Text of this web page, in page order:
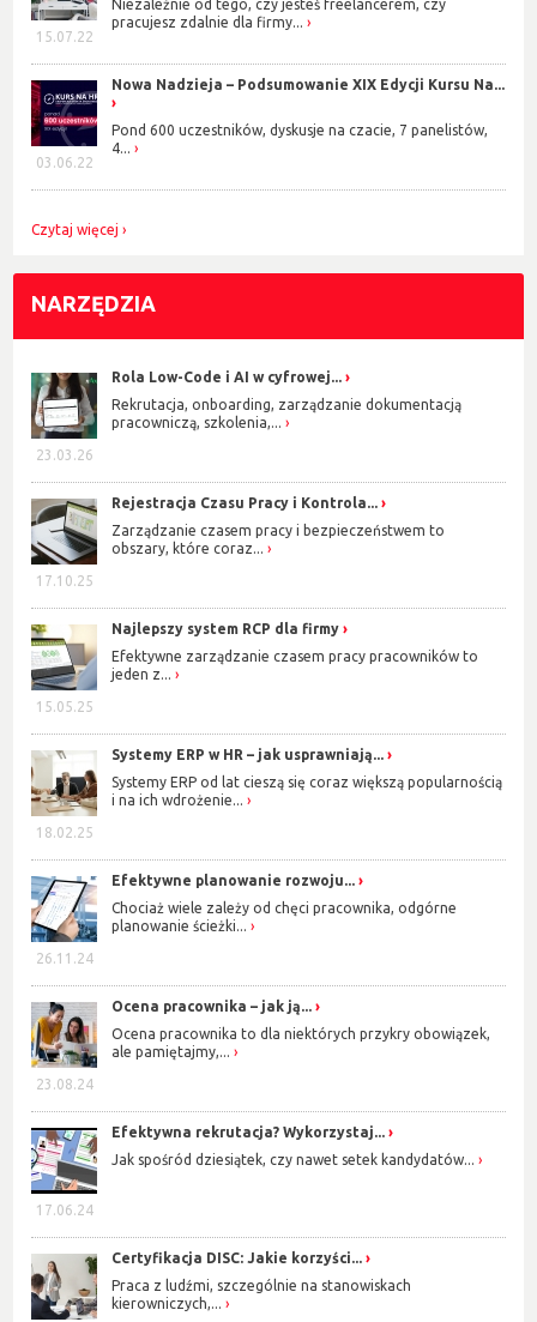
15.07.22
Niezależnie od tego, czy jesteś freelancerem, czy
pracujesz zdalnie dla firmy...
03.06.22
Nowa Nadzieja – Podsumowanie XIX Edycji Kursu Na...
Pond 600 uczestników, dyskusje na czacie, 7 panelistów,
4...
Czytaj więcej
NARZĘDZIA
23.03.26
Rola Low-Code i AI w cyfrowej...
Rekrutacja, onboarding, zarządzanie dokumentacją
pracowniczą, szkolenia,...
17.10.25
Rejestracja Czasu Pracy i Kontrola...
Zarządzanie czasem pracy i bezpieczeństwem to
obszary, które coraz...
15.05.25
Najlepszy system RCP dla firmy
Efektywne zarządzanie czasem pracy pracowników to
jeden z...
18.02.25
Systemy ERP w HR – jak usprawniają...
Systemy ERP od lat cieszą się coraz większą popularnością
i na ich wdrożenie...
26.11.24
Efektywne planowanie rozwoju...
Chociaż wiele zależy od chęci pracownika, odgórne
planowanie ścieżki...
23.08.24
Ocena pracownika – jak ją...
Ocena pracownika to dla niektórych przykry obowiązek,
ale pamiętajmy,...
17.06.24
Efektywna rekrutacja? Wykorzystaj...
Jak spośród dziesiątek, czy nawet setek kandydatów...
Certyfikacja DISC: Jakie korzyści...
Praca z ludźmi, szczególnie na stanowiskach
kierowniczych,...